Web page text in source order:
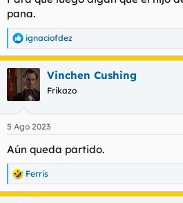
pana.
R
e
a
c
c
i
e
:
ignaciofdez
Vinchen Cushing
Frikazo
5 Ago 2023
Aún queda partido.
R
e
a
Ferris